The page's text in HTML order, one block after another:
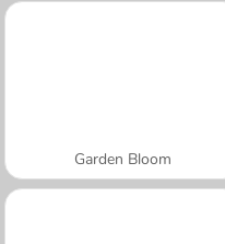
Garden Bloom